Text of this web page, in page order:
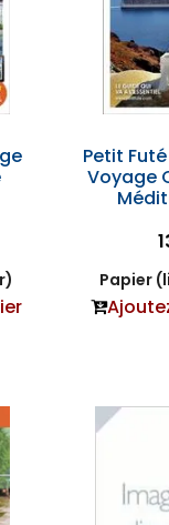
Petit
Voyage
Papier